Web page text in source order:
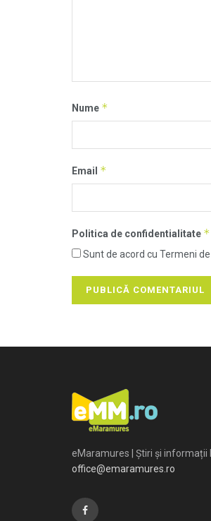
Nume *
Email *
Politica de confidentialitate *
Sunt de acord cu Termeni
eMaramures | Știri și informații
office@emaramures.ro